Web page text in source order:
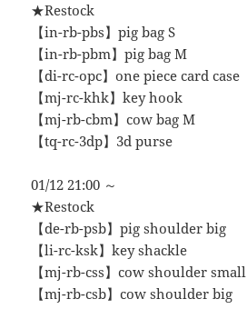
★Restock
【in-rb-pbs】pig bag S
【in-rb-pbm】pig bag M
【di-rc-opc】one piece card case
【mj-rc-khk】key hook
【mj-rb-cbm】cow bag M
【tq-rc-3dp】3d purse
01/12 21:00 ～
★Restock
【de-rb-psb】pig shoulder big
【li-rc-ksk】key shackle
【mj-rb-css】cow shoulder small
【mj-rb-csb】cow shoulder big